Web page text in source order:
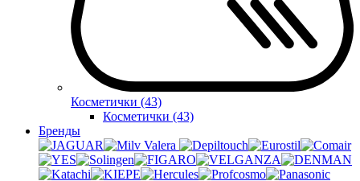
Косметички (43)
Косметички (43)
Бренды
Valera